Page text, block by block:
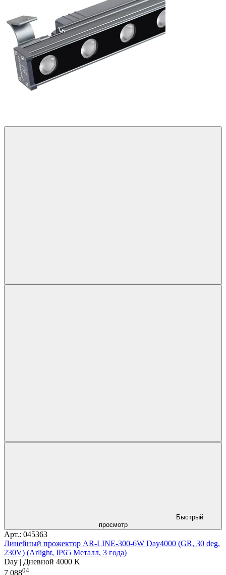
Быстрый
просмотр
Арт.: 045363
Линейный прожектор AR-LINE-300-6W Day4000 (GR, 30 deg,
230V) (Arlight, IP65 Металл, 3 года)
Day | Дневной 4000 K
7 08804